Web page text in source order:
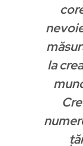
la